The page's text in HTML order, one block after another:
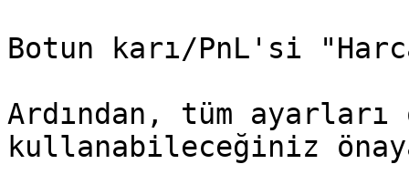
Botun karı/PnL'si
Ardından, tüm ayarları
kullanabileceğiniz